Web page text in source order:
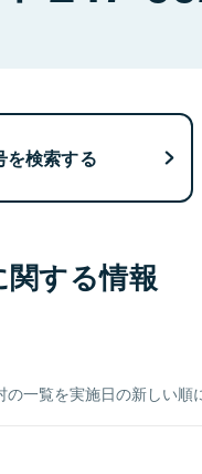
を検索する
する情報
一覧を実施日の新しい順